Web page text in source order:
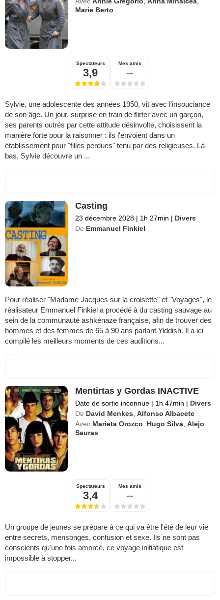
Marie Berto
Spectateurs
3,9
Mes amis
--
Sylvie, une adolescente des années 1950, vit avec l'insouciance
de son âge. Un jour, surprise en train de flirter avec un garçon,
ses parents outrés par cette attitude désinvolte, choisissent la
manière forte pour la raisonner : ils l'envoient dans un
établissement pour "filles perdues" tenu par des religieuses. Là-
bas, Sylvie découvre un ...
Casting
23 décembre 2028 | 1h 27min | Divers
De Emmanuel Finkiel
Pour réaliser "Madame Jacques sur la croisette" et "Voyages", le
réalisateur Emmanuel Finkiel a procédé à du casting sauvage au
sein de la communauté ashkénaze française, afin de trouver des
hommes et des femmes de 65 à 90 ans parlant Yiddish. Il a ici
compilé les meilleurs moments de ces auditions...
Mentirtas y Gordas INACTIVE
Date de sortie inconnue | 1h 47min | Divers
De David Menkes ,Alfonso Albacete
Avec Marieta Orozco Hugo Silva ,Alejo
Sauras
Spectateurs
3,4
Mes amis
--
Un groupe de jeunes se prépare à ce qui va être l'été de leur vie
entre secrets, mensonges, confusion et sexe. Ils ne sont pas
conscients qu'une fois amorcé, ce voyage initiatique est
impossible à stopper...